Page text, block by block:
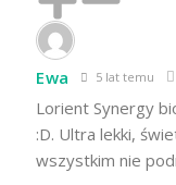
Ewa 5 lat temu
Lorient Synergy
:D. Ultra lekki,
wszystkim nie